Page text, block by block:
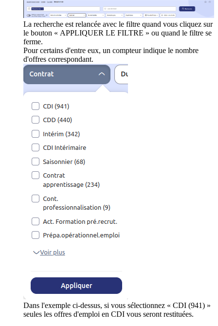
La recherche est relancée avec le filtre quand vous cliquez sur
le bouton « APPLIQUER LE FILTRE » ou quand le filtre se
ferme.
Pour certains d'entre eux, un compteur indique le nombre
d'offres correspondant.
Dans l'exemple ci-dessus, si vous sélectionnez « CDI (941) »
seules les offres d'emploi en CDI vous seront restituées.